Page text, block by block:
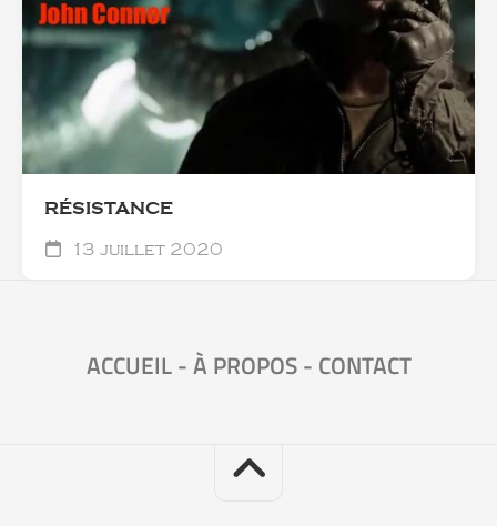
RÉSISTANCE
13 juillet 2020
ACCUEIL-À PROPOS- CONTACT